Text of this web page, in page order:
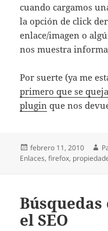
cuando cargamos
la opción de click
enlace/imagen o
nos muestra
Por suerte (ya me
primero que se queja
plugin que nos
Publicado
el
febrero 11, 2010
Enlaces,firefox,
el SEO